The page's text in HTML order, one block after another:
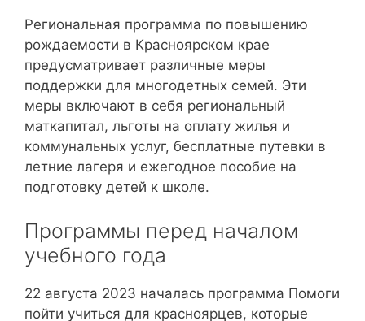
Региональная программа по повышению
рождаемости в Красноярском крае
предусматривает различные меры
поддержки для многодетных семей. Эти
меры включают в себя региональный
маткапитал, льготы на оплату жилья и
коммунальных услуг, бесплатные путевки в
летние лагеря и ежегодное пособие на
подготовку детей к школе.
Программы перед началом
учебного года
22 августа 2023 началась программа Помоги
пойти учиться для красноярцев, которые